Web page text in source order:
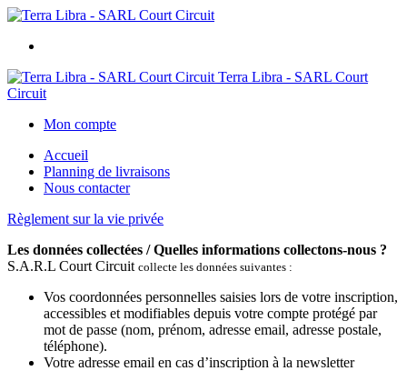
Terra Libra - SARL Court
Circuit
Mon compte
Accueil
Planning de livraisons
Nous contacter
Règlement sur la vie privée
Les données collectées / Quelles informations collectons-nous ?
S.A.R.L Court Circuit collecte les données suivantes :
Vos coordonnées personnelles saisies lors de votre inscription,
accessibles et modifiables depuis votre compte protégé par
mot de passe (nom, prénom, adresse email, adresse postale,
téléphone).
Votre adresse email en cas d’inscription à la newsletter